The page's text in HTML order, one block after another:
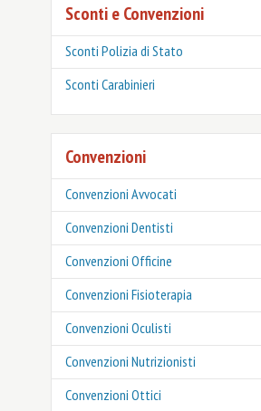
Sconti e Convenzioni
Sconti Polizia di Stato
‎Sconti Carabinieri
Convenzioni
Convenzioni Avvocati
Convenzioni Dentisti
Convenzioni Officine
Convenzioni Fisioterapia
Convenzioni Oculisti
Convenzioni Nutrizionisti
Convenzioni Ottici